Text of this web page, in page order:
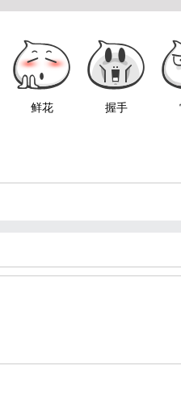
鲜花 握手